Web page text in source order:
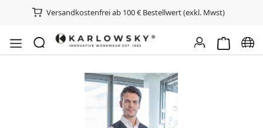
Versandkostenfrei ab 100 € Bestellwert (exkl. Mwst)
Bildergalerie überspringen